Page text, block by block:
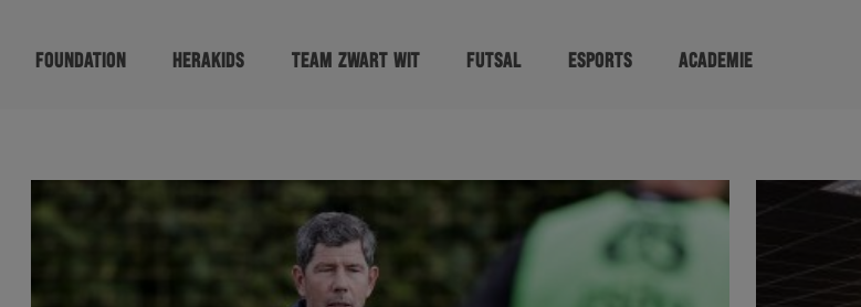
FOUNDATION HERAKIDS TEAM ZWART WIT FUTSAL ESPORTS ACADEMIE